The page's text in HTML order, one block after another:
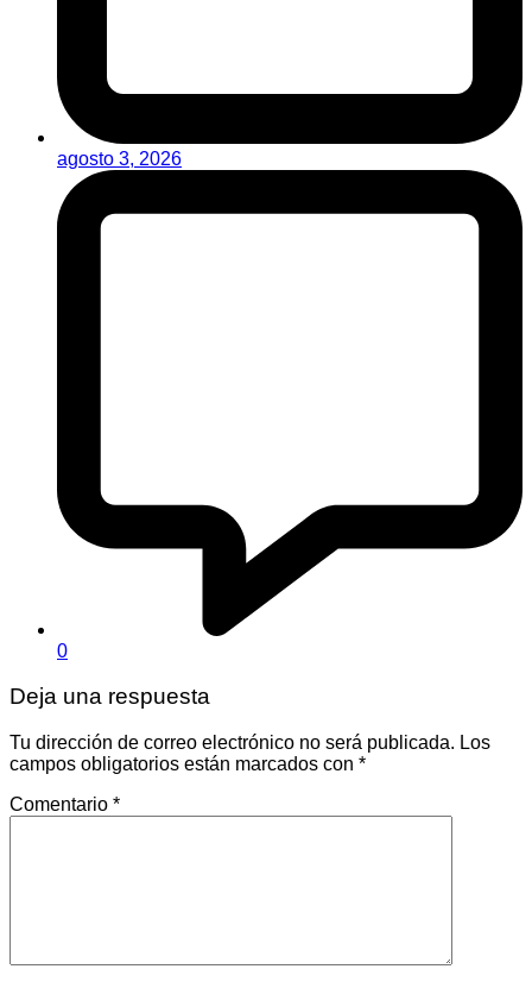
agosto 3, 2026
0
Deja una respuesta
Tu dirección de correo electrónico no será publicada. Los
campos obligatorios están marcados con *
Comentario *